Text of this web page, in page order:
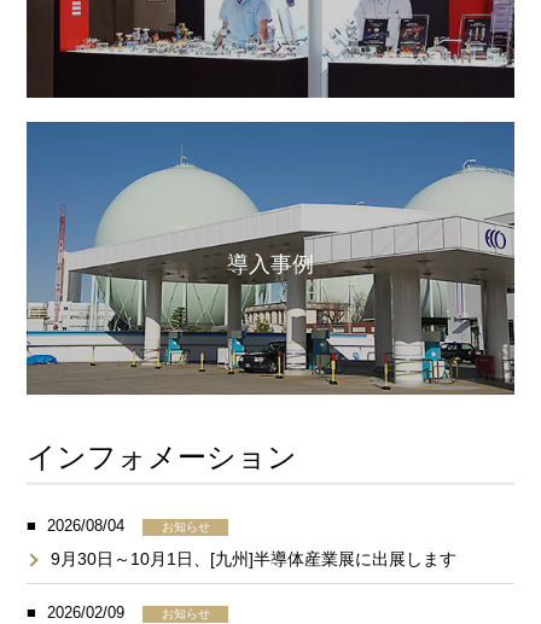
導入事例
インフォメーション
2026/08/04 お知らせ
9月30日～10月1日、[九州]半導体産業展に出展します
2026/02/09 お知らせ